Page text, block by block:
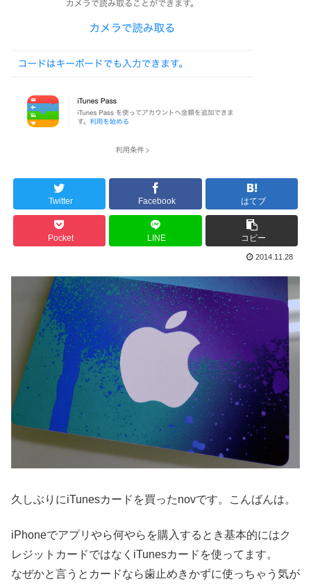
Twitter Facebook はてブ
Pocket LINE コピー
2014.11.28
久しぶりにiTunesカードを買ったnovです。こんばんは。
iPhoneでアプリやら何やらを購入するとき基本的にはク
レジットカードではなくiTunesカードを使ってます。
なぜかと言うとカードなら歯止めきかずに使っちゃう気が